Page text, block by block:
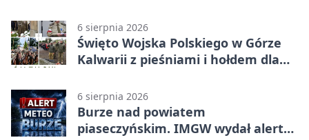
6 sierpnia 2026
Święto Wojska Polskiego w Górze
Kalwarii z pieśniami i hołdem dla
6 sierpnia 2026
Burze nad powiatem
piaseczyńskim. IMGW wydał alert